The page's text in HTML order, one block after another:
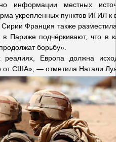
информации местных
укрепленных пунктов ИГИЛ к
Франция также
Париже подчёркивают, что в
борьбу».
реалиях, Европа должна
от США», — отметила Натали